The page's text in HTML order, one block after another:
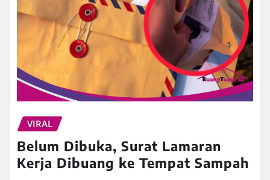
VIRAL
Belum Dibuka, Surat Lamaran
Kerja Dibuang ke Tempat Sampah